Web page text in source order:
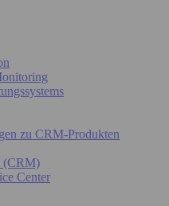
zu CRM-Produkten
(CRM)
Center